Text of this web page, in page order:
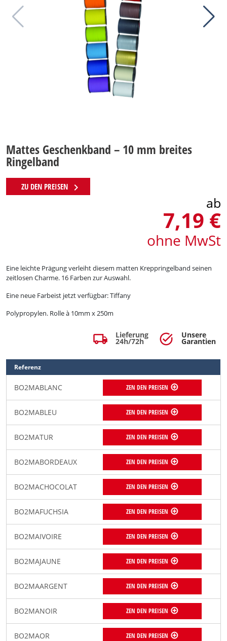
Mattes Geschenkband – 10 mm breites
Ringelband
ZU DEN PREISEN chevron_right
ab
7,19 €
ohne MwSt
Eine leichte Prägung verleiht diesem matten Kreppringelband seinen
zeitlosen Charme. 16 Farben zur Auswahl.
Eine neue Farbeist jetzt verfügbar: Tiffany
Polypropylen. Rolle à 10mm x 250m
local_shipping Lieferung
24h/72h task_alt Unsere
Garantien
Referenz
BO2MABLANC ZEN DEN PREISEN
BO2MABLEU ZEN DEN PREISEN
BO2MATUR ZEN DEN PREISEN
BO2MABORDEAUX ZEN DEN PREISEN
BO2MACHOCOLAT ZEN DEN PREISEN
BO2MAFUCHSIA ZEN DEN PREISEN
BO2MAIVOIRE ZEN DEN PREISEN
BO2MAJAUNE ZEN DEN PREISEN
BO2MAARGENT ZEN DEN PREISEN
BO2MANOIR ZEN DEN PREISEN
BO2MAOR ZEN DEN PREISEN